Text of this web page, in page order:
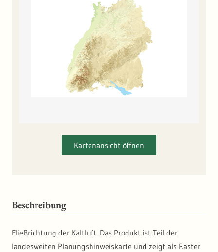
Kartenansicht öffnen
Beschreibung
Fließrichtung der Kaltluft. Das Produkt ist Teil der
landesweiten Planungshinweiskarte und zeigt als Raster